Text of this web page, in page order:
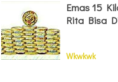
Emas 15
Rita Bisa
Wkwkwk